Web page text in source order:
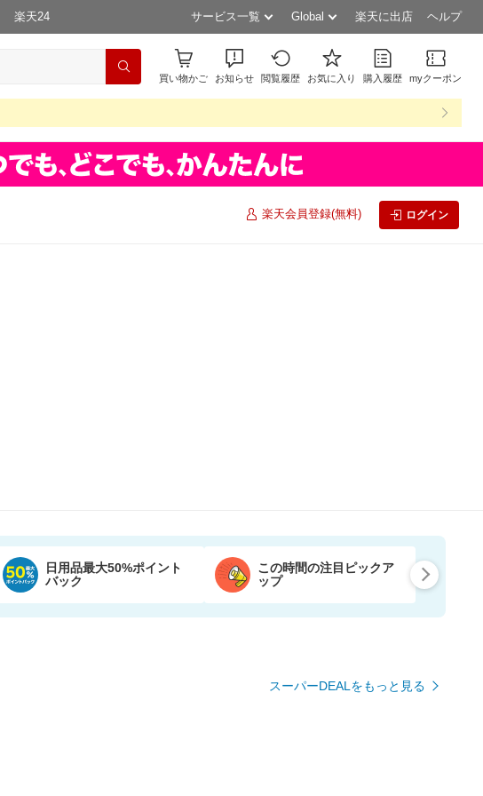
楽天24 サービス一覧 Global 楽天に出店 ヘルプ
買い物かご お知らせ 閲覧履歴 お気に入り 購入履歴 myクーポン
楽天会員登録(無料) ログイン
日用品最大50%ポイント
バック
この時間の注目ピックア
ップ
スーパーDEALをもっと見る